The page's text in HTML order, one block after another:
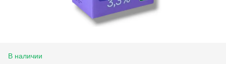
В наличии